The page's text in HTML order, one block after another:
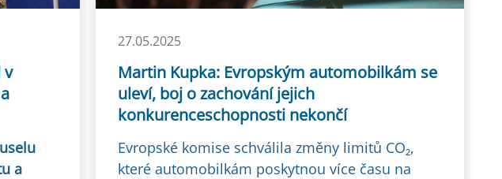
v
a
27.05.2025
Martin Kupka: Evropským automobilkám se
uleví, boj o zachování jejich
konkurenceschopnosti nekončí
Evropské komise schválila změny limitů CO₂,
které automobilkám poskytnou více času na